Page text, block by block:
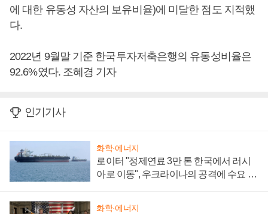
에 대한 유동성 자산의 보유비율)에 미달한 점도 지적했
다.
2022년 9월말 기준 한국투자저축은행의 유동성비율은
92.6%였다. 조혜경 기자
인기기사
화학·에너지
로이터 "정제연료 3만 톤 한국에서 러시
아로 이동", 우크라이나의 공격에 수요 늘
화학·에너지